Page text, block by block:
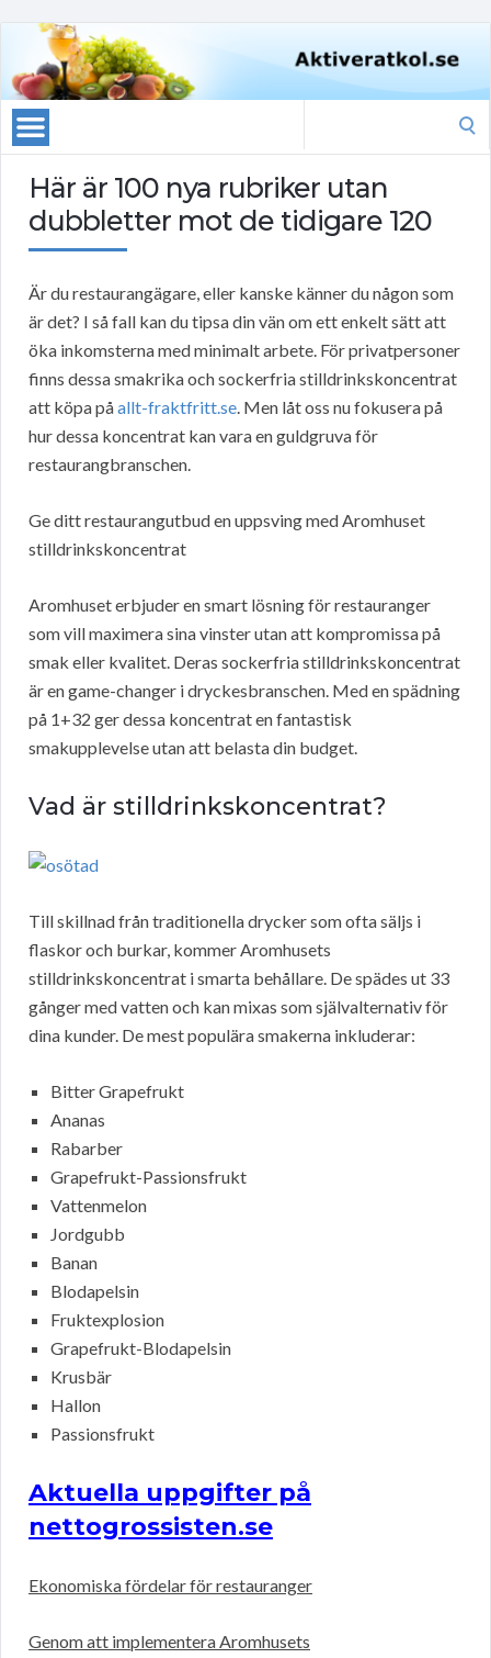
Här är 100 nya rubriker utan
dubbletter mot de tidigare 120
Är du restaurangägare, eller kanske känner du någon som
är det? I så fall kan du tipsa din vän om ett enkelt sätt att
öka inkomsterna med minimalt arbete. För privatpersoner
finns dessa smakrika och sockerfria stilldrinkskoncentrat
att köpa påallt-fraktfritt.se. Men låt oss nu fokusera på
hur dessa koncentrat kan vara en guldgruva för
restaurangbranschen.
Ge ditt restaurangutbud en uppsving med Aromhuset
stilldrinkskoncentrat
Aromhuset erbjuder en smart lösning för restauranger
som vill maximera sina vinster utan att kompromissa på
smak eller kvalitet. Deras sockerfria stilldrinkskoncentrat
är en game-changer i dryckesbranschen. Med en spädning
på 1+32 ger dessa koncentrat en fantastisk
smakupplevelse utan att belasta din budget.
Vad är stilldrinkskoncentrat?
Till skillnad från traditionella drycker som ofta säljs i
flaskor och burkar, kommer Aromhusets
stilldrinkskoncentrat i smarta behållare. De spädes ut 33
gånger med vatten och kan mixas som självalternativ för
dina kunder. De mest populära smakerna inkluderar:
Bitter Grapefrukt
Ananas
Rabarber
Grapefrukt-Passionsfrukt
Vattenmelon
Jordgubb
Banan
Blodapelsin
Fruktexplosion
Grapefrukt-Blodapelsin
Krusbär
Hallon
Passionsfrukt
Aktuella uppgifter på
nettogrossisten.se
Ekonomiska fördelar för restauranger
Genom att implementera Aromhusets